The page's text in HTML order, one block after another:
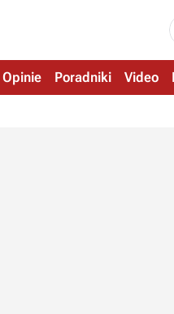
Opinie Poradniki Video